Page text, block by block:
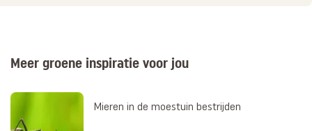
Meer groene inspiratie voor jou
Mieren in de moestuin bestrijden